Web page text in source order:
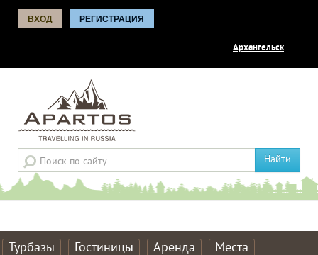
ВХОД РЕГИСТРАЦИЯ
Архангельск
Найти
Турбазы Гостиницы Аренда
Места